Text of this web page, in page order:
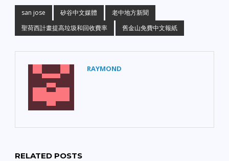
san jose 矽谷中文媒體
老中地方新聞
聖荷西計畫提高垃圾和回收費率
舊金山免費中文報紙
RAYMOND
RELATED POSTS